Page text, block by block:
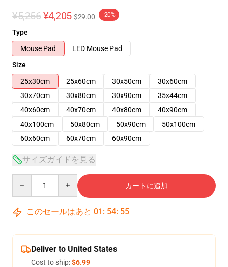
¥5,256 ¥4,205 $29.00 -20%
Type
Mouse Pad
LED Mouse Pad
Size
25x30cm
25x60cm 30x50cm
30x60cm
30x70cm
30x80cm 30x90cm
35x44cm
40x60cm
40x70cm 40x80cm
40x90cm
40x100cm
50x80cm 50x90cm
50x100cm
60x60cm
60x70cm 60x90cm
サイズガイドを見る
カートに追加
このセールはあと 01 : 54: 54
Deliver to United States
Cost to ship:$6.99